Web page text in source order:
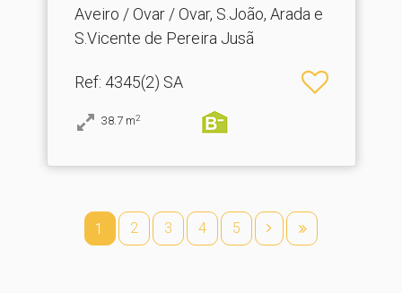
Aveiro / Ovar / Ovar, S.João, Arada e
S.Vicente de Pereira Jusã
Ref: 4345(2) SA
38.7 m2
1 2 3 4 5